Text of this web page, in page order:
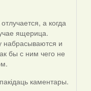
а когда
ящерица.
набрасываются и
бы с ним чего не
каментары.